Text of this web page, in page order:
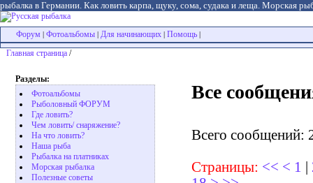
рыбалка в Германии. Как ловить карпа, щуку, сома, судака и леща. Морская
Форум Фотоальбомы Для начинающих Помощь
Главная страница /
Разделы:
Фотоальбомы
Рыболовный ФОРУМ
Где ловить?
Чем ловить/ снаряжение?
На что ловить?
Наша рыба
Рыбалка на платниках
Морская рыбалка
Полезные советы
Все
Всего сообщений:
Страницы: << < 1